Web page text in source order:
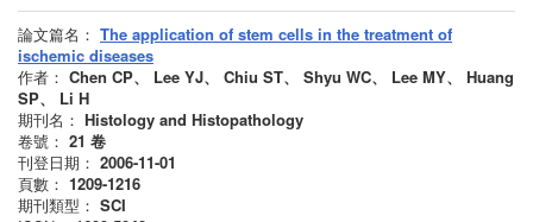
論文篇名： The application of stem cells in the treatment of
ischemic diseases
作者： Chen CP、 Lee YJ、 Chiu ST、 Shyu WC、 Lee MY、 Huang
SP、 Li H
期刊名： Histology and Histopathology
卷號： 21 卷
刊登日期： 2006-11-01
頁數： 1209-1216
期刊類型： SCI